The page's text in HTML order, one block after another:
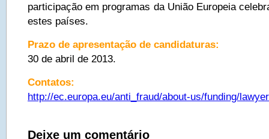
participação em programas da União Europeia
estes países.
Prazo de apresentação de candidaturas:
30 de abril de 2013.
Contatos:
http://ec.europa.eu/anti_fraud/about-us/funding/
Deixe um comentário